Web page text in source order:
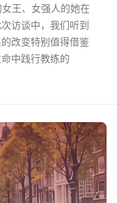
王、女强人的她在
访谈中，我们听到
改变特别值得借鉴
中践行教练的